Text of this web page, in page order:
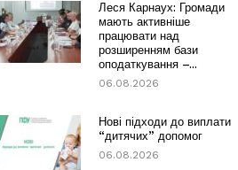
Леся Карнаух: Громади
мають активніше
працювати над
розширенням бази
оподаткування –...
06.08.2026
Нові підходи до виплати
“дитячих” допомог
06.08.2026